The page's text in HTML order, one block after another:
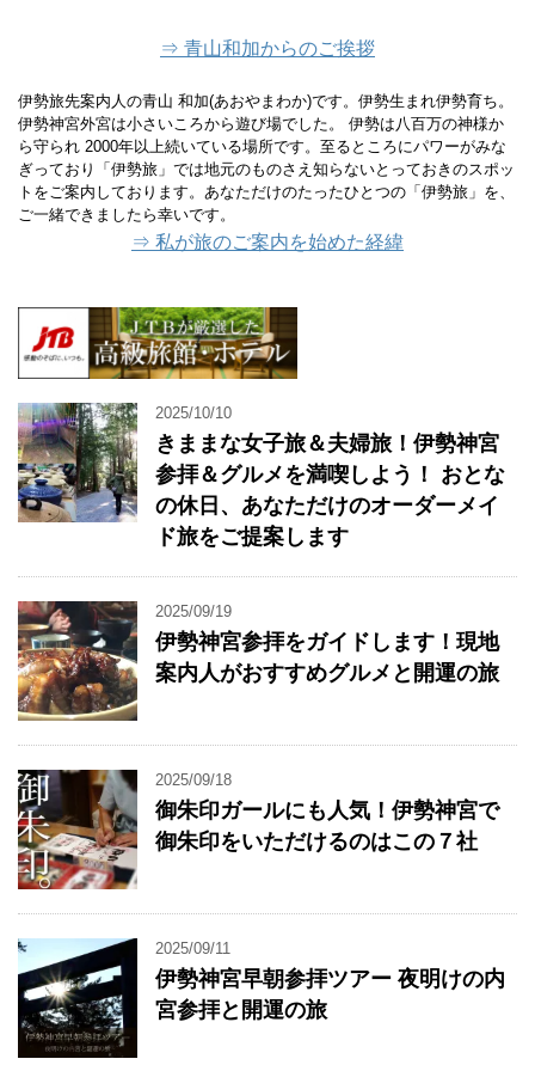
⇒ 青山和加からのご挨拶
伊勢旅先案内人の青山 和加(あおやまわか)です。伊勢生まれ伊勢育ち。
伊勢神宮外宮は小さいころから遊び場でした。 伊勢は八百万の神様か
ら守られ 2000年以上続いている場所です。至るところにパワーがみな
ぎっており「伊勢旅」では地元のものさえ知らないとっておきのスポッ
トをご案内しております。あなただけのたったひとつの「伊勢旅」を、
ご一緒できましたら幸いです。
⇒ 私が旅のご案内を始めた経緯
2025/10/10
きままな女子旅＆夫婦旅！伊勢神宮
参拝＆グルメを満喫しよう！ おとな
の休日、あなただけのオーダーメイ
ド旅をご提案します
2025/09/19
伊勢神宮参拝をガイドします！現地
案内人がおすすめグルメと開運の旅
2025/09/18
御朱印ガールにも人気！伊勢神宮で
御朱印をいただけるのはこの７社
2025/09/11
伊勢神宮早朝参拝ツアー 夜明けの内
宮参拝と開運の旅